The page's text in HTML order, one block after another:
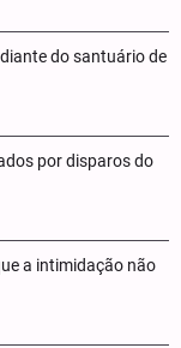
do santuário de
por disparos do
a intimidação não